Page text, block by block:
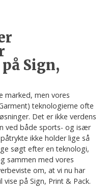
Sign,
marked, men vores
teknologierne ofte
Det er ikke verdens
ved både sports- og især
ikke holder lige så
søgt efter en teknologi,
sammen med vores
om, at vi nu har
på Sign, Print & Pack.